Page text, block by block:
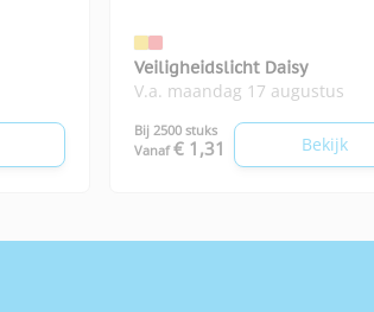
Veiligheidslicht Daisy
V.a. maandag 17 augustus
Bij 2500 stuks
Vanaf € 1,31 Bekijk